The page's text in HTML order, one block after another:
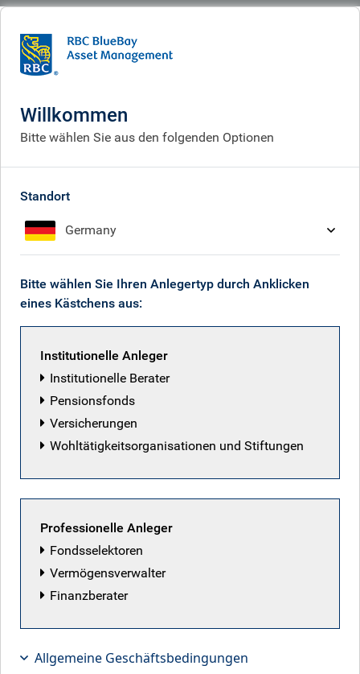
What we think
KI-Disruption: Neubewertung
von Technologieanleihen
May 19, 2026
Anne Greenwood
Nach den letzten Kursverwerfungen
Willkommen
Bitte wählen Sie aus den folgenden Optionen
Standort
Germany
Bitte wählen Sie Ihren Anlegertyp durch Anklicken
eines Kästchens aus:
Institutionelle Anleger
Institutionelle Berater
Pensionsfonds
Versicherungen
Wohltätigkeitsorganisationen und Stiftungen
Professionelle Anleger
Fondsselektoren
Vermögensverwalter
Finanzberater
Allgemeine Geschäftsbedingungen